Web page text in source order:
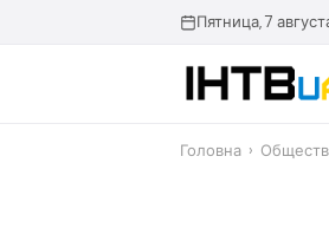
Пятница, 7
Головна ›